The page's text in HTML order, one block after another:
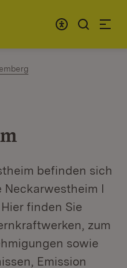
befinden sich
I
finden Sie
zum
sowie
Emission